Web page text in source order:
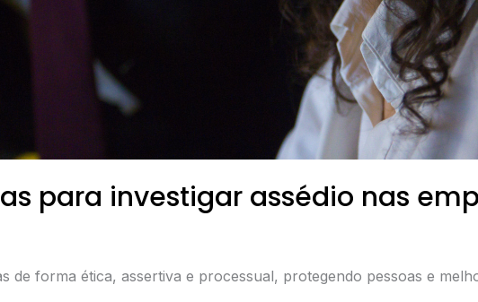
para investigar assédio nas
de forma ética, assertiva e processual, protegendo pessoas e